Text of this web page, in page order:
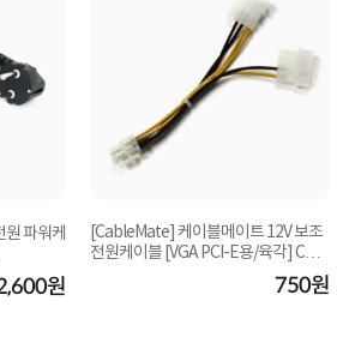
파워케
원
[CableMate] 케이블메이트 12V 보조
전원케이블 [VGA PCI-E용/육각] CM4
750원